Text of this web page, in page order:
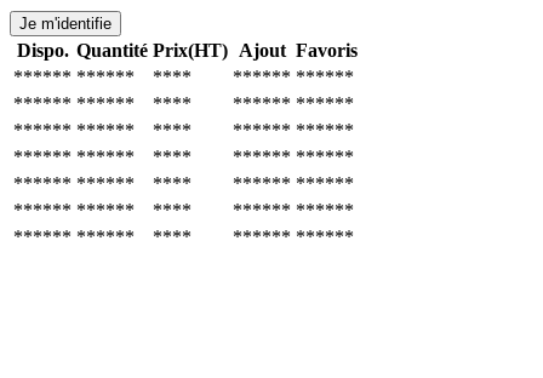
Je m'identifie
Dispo. Quantité Prix(HT) Ajout Favoris
****** ****** **** ****** ******
****** ****** **** ****** ******
****** ****** **** ****** ******
****** ****** **** ****** ******
****** ****** **** ****** ******
****** ****** **** ****** ******
****** ****** **** ****** ******